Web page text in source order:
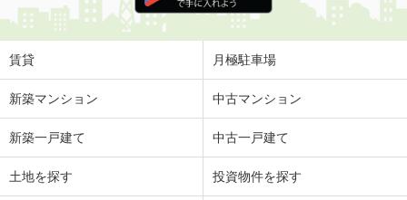
住 所
香川県高松市飯田町
専有面積
香川県綾歌郡宇多津町浜二番丁
5.45万円
賃貸 月極駐車場
新築マンション 中古マンション
新築一戸建て 中古一戸建て
土地を探す 投資物件を探す